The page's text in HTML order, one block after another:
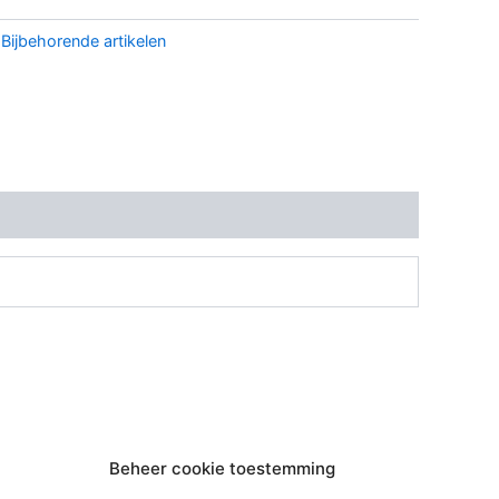
Beheer cookie toestemming
Bijbehorende artikelen